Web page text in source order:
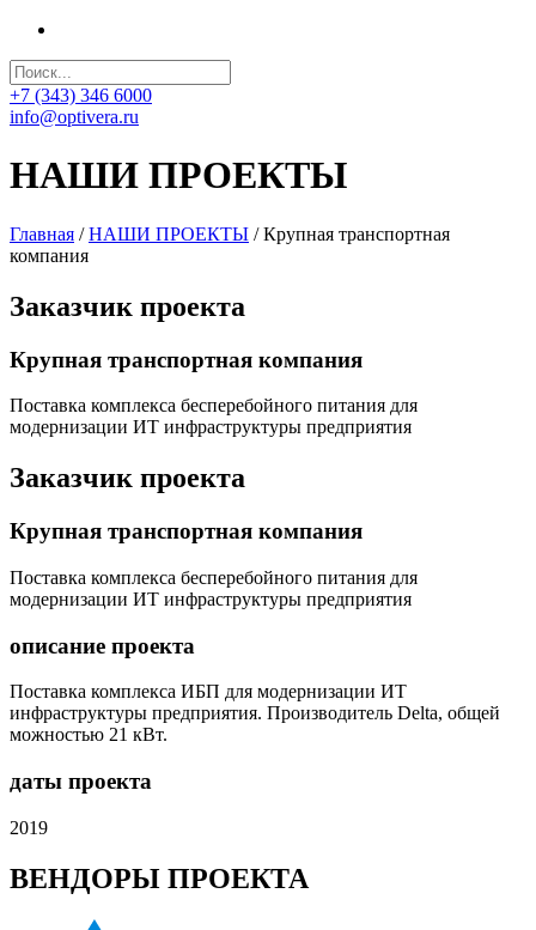
+7 (343) 346 6000
info@optivera.ru
НАШИ ПРОЕКТЫ
Главная / НАШИ ПРОЕКТЫ / Крупная транспортная
компания
Заказчик проекта
Крупная транспортная компания
Поставка комплекса бесперебойного питания для
модернизации ИТ инфраструктуры предприятия
Заказчик проекта
Крупная транспортная компания
Поставка комплекса бесперебойного питания для
модернизации ИТ инфраструктуры предприятия
описание проекта
Поставка комплекса ИБП для модернизации ИТ
инфраструктуры предприятия. Производитель Delta, общей
можностью 21 кВт.
даты проекта
2019
ВЕНДОРЫ ПРОЕКТА